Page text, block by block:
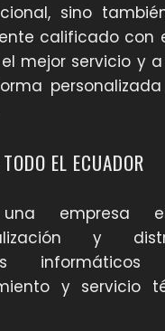
sino
calificado con
mejor servicio y
EL ECUADOR
una empresa
y
y servicio